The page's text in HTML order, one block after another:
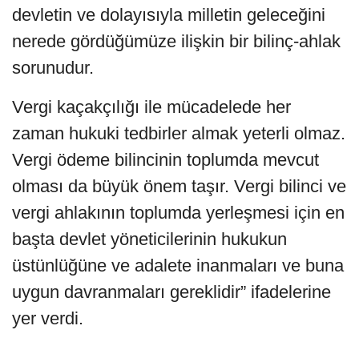
devletin ve dolayısıyla milletin geleceğini
nerede gördüğümüze ilişkin bir bilinç-ahlak
sorunudur.
Vergi kaçakçılığı ile mücadelede her
zaman hukuki tedbirler almak yeterli olmaz.
Vergi ödeme bilincinin toplumda mevcut
olması da büyük önem taşır. Vergi bilinci ve
vergi ahlakının toplumda yerleşmesi için en
başta devlet yöneticilerinin hukukun
üstünlüğüne ve adalete inanmaları ve buna
uygun davranmaları gereklidir” ifadelerine
yer verdi.